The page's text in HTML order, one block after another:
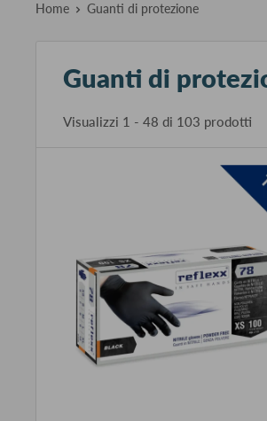
Home Guanti di protezione
Guanti di
Visualizzi 1 - 48 di 103 prodotti